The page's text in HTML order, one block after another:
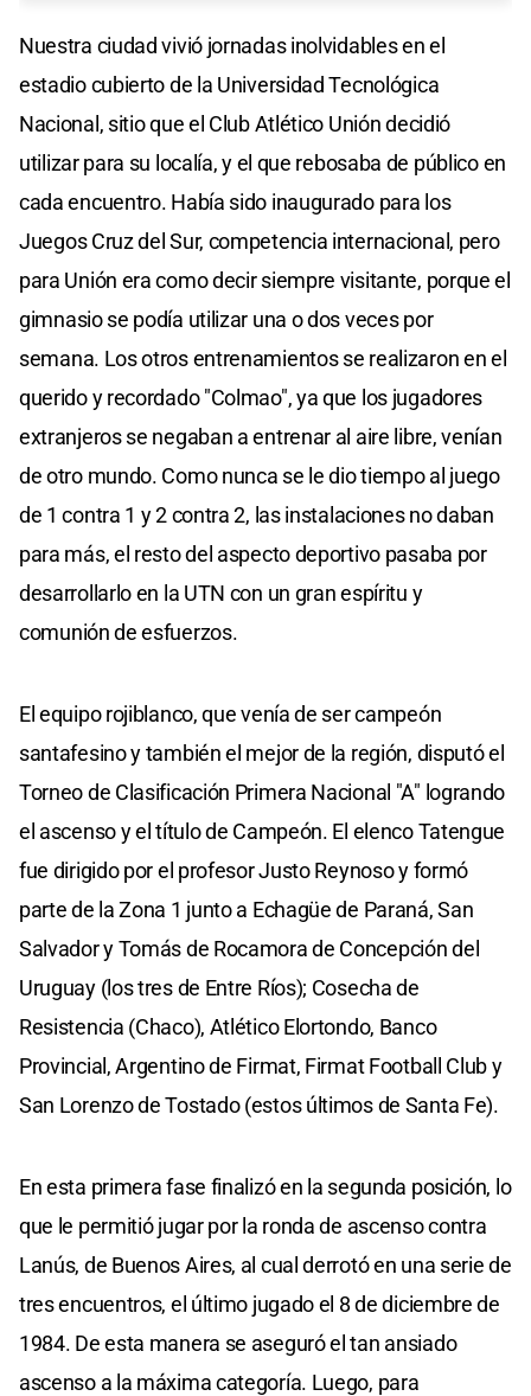
Nuestra ciudad vivió jornadas inolvidables en el
estadio cubierto de la Universidad Tecnológica
Nacional, sitio que el Club Atlético Unión decidió
utilizar para su localía, y el que rebosaba de público en
cada encuentro. Había sido inaugurado para los
Juegos Cruz del Sur, competencia internacional, pero
para Unión era como decir siempre visitante, porque el
gimnasio se podía utilizar una o dos veces por
semana. Los otros entrenamientos se realizaron en el
querido y recordado "Colmao", ya que los jugadores
extranjeros se negaban a entrenar al aire libre, venían
de otro mundo. Como nunca se le dio tiempo al juego
de 1 contra 1 y 2 contra 2, las instalaciones no daban
para más, el resto del aspecto deportivo pasaba por
desarrollarlo en la UTN con un gran espíritu y
comunión de esfuerzos.
El equipo rojiblanco, que venía de ser campeón
santafesino y también el mejor de la región, disputó el
Torneo de Clasificación Primera Nacional "A" logrando
el ascenso y el título de Campeón. El elenco Tatengue
fue dirigido por el profesor Justo Reynoso y formó
parte de la Zona 1 junto a Echagüe de Paraná, San
Salvador y Tomás de Rocamora de Concepción del
Uruguay (los tres de Entre Ríos); Cosecha de
Resistencia (Chaco), Atlético Elortondo, Banco
Provincial, Argentino de Firmat, Firmat Football Club y
San Lorenzo de Tostado (estos últimos de Santa Fe).
En esta primera fase finalizó en la segunda posición, lo
que le permitió jugar por la ronda de ascenso contra
Lanús, de Buenos Aires, al cual derrotó en una serie de
tres encuentros, el último jugado el 8 de diciembre de
1984. De esta manera se aseguró el tan ansiado
ascenso a la máxima categoría. Luego, para